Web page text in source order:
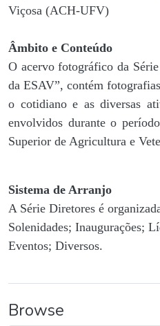
Viçosa (ACH-UFV)
Âmbito e Conteúdo
O acervo fotográfico da
da ESAV”, contém
o cotidiano e as diversas
envolvidos durante o
Superior de Agricultura e
Sistema de Arranjo
A Série Diretores é
Solenidades; Inaugurações;
Eventos; Diversos.
Browse